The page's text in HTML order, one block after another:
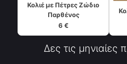
Κολιέ με Πέτρες Ζώδιο
Παρθένος
6 €
Δες τις μηνιαίες